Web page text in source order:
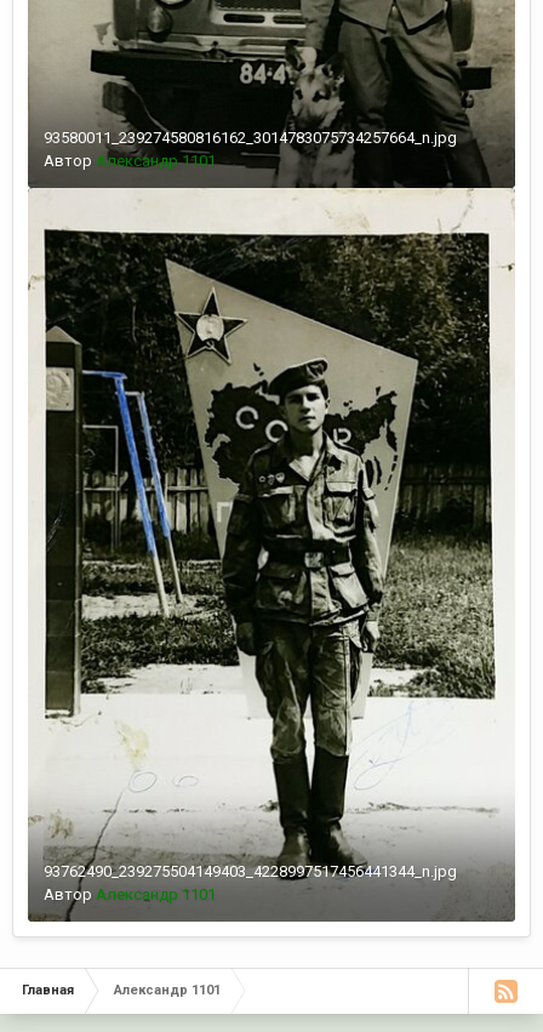
93580011_239274580816162_3014783075734257664_n.jpg
Автор Александр 1101
93762490_239275504149403_4228997517456441344_n.jpg
Автор Александр 1101
Главная Александр 1101